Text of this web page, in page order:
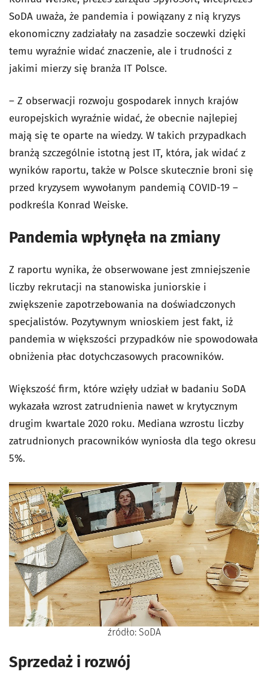
SoDA uważa, że pandemia i powiązany z nią kryzys
ekonomiczny zadziałały na zasadzie soczewki dzięki
temu wyraźnie widać znaczenie, ale i trudności z
jakimi mierzy się branża IT Polsce.
– Z obserwacji rozwoju gospodarek innych krajów
europejskich wyraźnie widać, że obecnie najlepiej
mają się te oparte na wiedzy. W takich przypadkach
branżą szczególnie istotną jest IT, która, jak widać z
wyników raportu, także w Polsce skutecznie broni się
przed kryzysem wywołanym pandemią COVID-19 –
podkreśla Konrad Weiske.
Pandemia wpłynęła na zmiany
Z raportu wynika, że obserwowane jest zmniejszenie
liczby rekrutacji na stanowiska juniorskie i
zwiększenie zapotrzebowania na doświadczonych
specjalistów. Pozytywnym wnioskiem jest fakt, iż
pandemia w większości przypadków nie spowodowała
obniżenia płac dotychczasowych pracowników.
Większość firm, które wzięły udział w badaniu SoDA
wykazała wzrost zatrudnienia nawet w krytycznym
drugim kwartale 2020 roku. Mediana wzrostu liczby
zatrudnionych pracowników wyniosła dla tego okresu
5%.
źródło: SoDA
Sprzedaż i rozwój